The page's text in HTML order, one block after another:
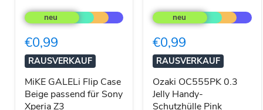
GALELi
Flip
Beige
passend
für
Sony
Xperia
Z3
€0,99
RAUSVERKAUF
MiKE GALELi Flip Case
Beige passend für Sony
Xperia Z3
OC555PK
0.3
Handy-
Schutzhülle
Pink
passend
für
Apple
€0,99
RAUSVERKAUF
Ozaki OC555PK 0.3
Jelly Handy-
Schutzhülle Pink